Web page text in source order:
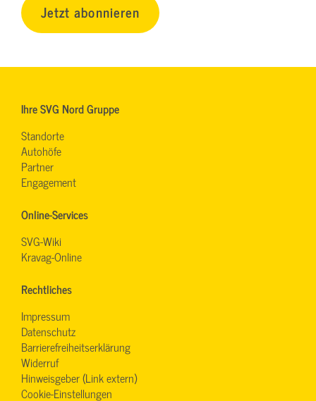
Jetzt abonnieren
Ihre SVG Nord Gruppe
Standorte
Autohöfe
Partner
Engagement
Online-Services
SVG-Wiki
Kravag-Online
Rechtliches
Impressum
Datenschutz
Barrierefreiheitserklärung
Widerruf
Hinweisgeber (Link extern)
Cookie-Einstellungen